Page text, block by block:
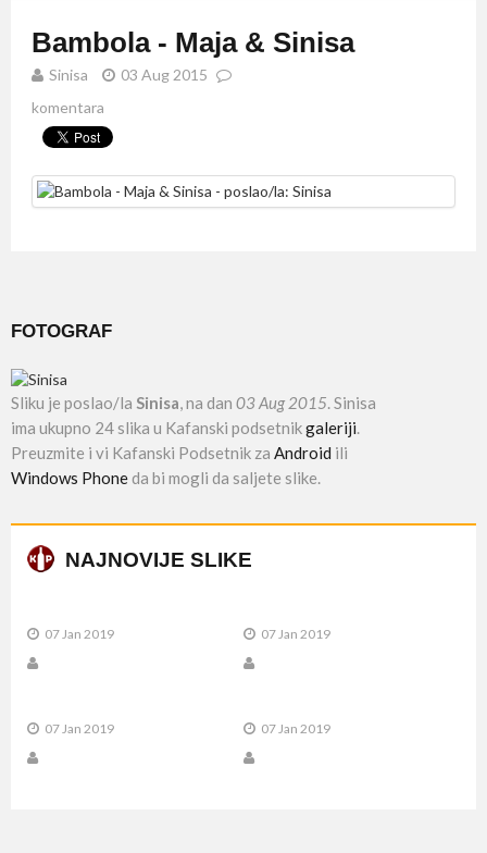
Bambola - Maja & Sinisa
Sinisa
03 Aug 2015
komentara
FOTOGRAF
Sliku je poslao/la Sinisa, na dan 03 Aug 2015. Sinisa
ima ukupno 24 slika u Kafanski podsetnikgaleriji.
Preuzmite i vi Kafanski Podsetnik za Android ili
Windows Phoneda bi mogli da saljete slike.
NAJNOVIJE SLIKE
07 Jan 2019 07 Jan 2019
07 Jan 2019 07 Jan 2019